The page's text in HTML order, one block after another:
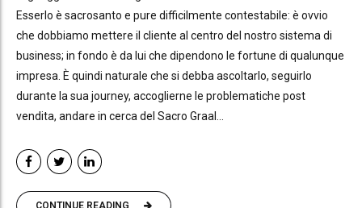
Esserlo è sacrosanto e pure difficilmente contestabile: è ovvio
che dobbiamo mettere il cliente al centro del nostro sistema di
business; in fondo è da lui che dipendono le fortune di qualunque
impresa. È quindi naturale che si debba ascoltarlo, seguirlo
durante la sua journey, accoglierne le problematiche post
vendita, andare in cerca del Sacro Graal...